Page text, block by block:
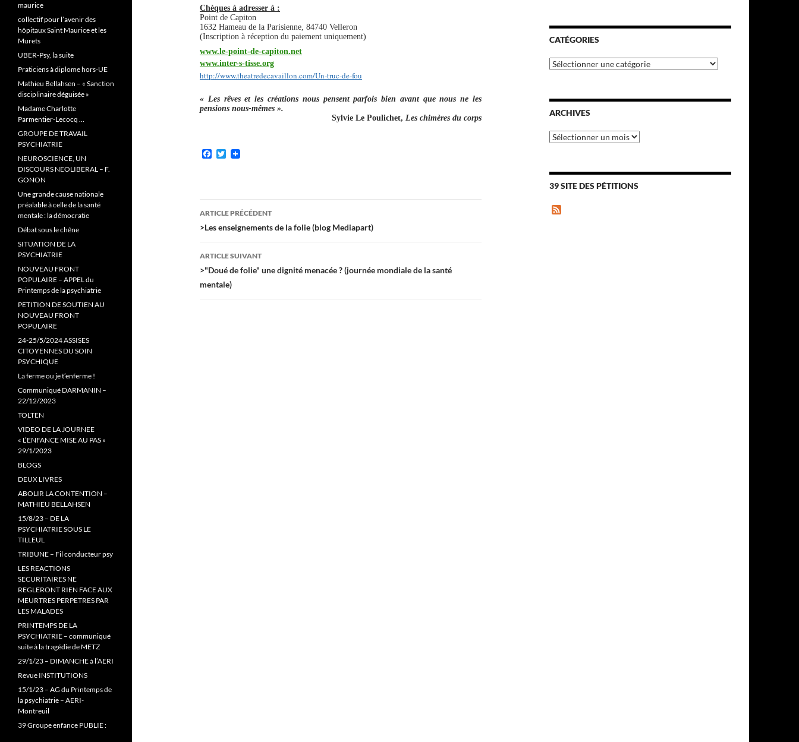
Chèques à adresser à :
Point de Capiton
1632 Hameau de la Parisienne, 84740 Velleron
(Inscription à réception du paiement uniquement)
www.le-point-de-capiton.net
www.inter-s-tisse.org
http://www.theatredecavaillon.com/Un-truc-de-fou
« Les rêves et les créations nous pensent parfois bien avant que nous ne les
pensions nous-mêmes ».
Sylvie Le Poulichet, Les chimères du corps
F
o
o
T
e
r
Navigation
des
articles
ARTICLE PRÉCÉDENT
>Les enseignements de la folie (blog Mediapart)
ARTICLE SUIVANT
>"Doué de folie" une dignité menacée ? (journée mondiale de la santé
mentale)
CATÉGORIES
Catégories
ARCHIVES
Archives
39 SITE DES PÉTITIONS
maurice
collectif pour l’avenir des
hôpitaux Saint Maurice et les
Murets
UBER-Psy, la suite
Praticiens à diplome hors-UE
Mathieu Bellahsen – « Sanction
disciplinaire déguisée »
Madame Charlotte
Parmentier-Lecocq …
GROUPE DE TRAVAIL
PSYCHIATRIE
NEUROSCIENCE, UN
DISCOURS NEOLIBERAL – F.
GONON
Une grande cause nationale
préalable à celle de la santé
mentale : la démocratie
Débat sous le chêne
SITUATION DE LA
PSYCHIATRIE
NOUVEAU FRONT
POPULAIRE – APPEL du
Printemps de la psychiatrie
PETITION DE SOUTIEN AU
NOUVEAU FRONT
POPULAIRE
24-25/5/2024 ASSISES
CITOYENNES DU SOIN
PSYCHIQUE
La ferme ou je t’enferme !
Communiqué DARMANIN –
22/12/2023
TOLTEN
VIDEO DE LA JOURNEE
« L’ENFANCE MISE AU PAS »
29/1/2023
BLOGS
DEUX LIVRES
ABOLIR LA CONTENTION –
MATHIEU BELLAHSEN
15/8/23 – DE LA
PSYCHIATRIE SOUS LE
TILLEUL
TRIBUNE – Fil conducteur psy
LES REACTIONS
SECURITAIRES NE
REGLERONT RIEN FACE AUX
MEURTRES PERPETRES PAR
LES MALADES
PRINTEMPS DE LA
PSYCHIATRIE – communiqué
suite à la tragédie de METZ
29/1/23 – DIMANCHE à l’AERI
Revue INSTITUTIONS
15/1/23 – AG du Printemps de
la psychiatrie – AERI-
Montreuil
39 Groupe enfance PUBLIE :